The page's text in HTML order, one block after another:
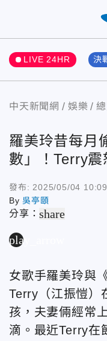
LIVE 24HR 決
中天新聞網 娛樂
羅美玲昔每月
數」！Terry
發布: 2025/05/04 10:09
By吳亭頤
分享：share
play_arrow
女歌手羅美玲與
Terry（江振愷）
孩，夫妻倆經常
滴。最近Terry在